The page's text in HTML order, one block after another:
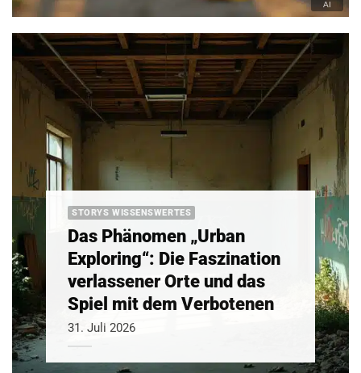
STORYS WISSENSWERTES
Das Phänomen „Urban
Exploring“: Die Faszination
verlassener Orte und das
Spiel mit dem Verbotenen
31. Juli 2026